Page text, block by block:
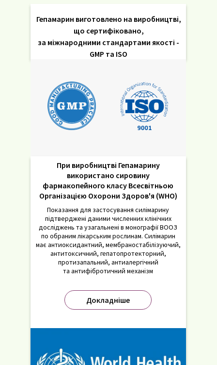
Гепамарин виготовлено на виробництві,
що сертифіковано,
за міжнародними стандартами якості -
GMP та ISO
При виробництві Гепамарину
використано сировину
фармакопейного класу Всесвітньою
Організацією Охорони Здоров'я (WHO)
Показання для застосування силімарину
підтверджені даними численних клінічних
досліджень та узагальнені в монографії ВООЗ
по обраним лікарським рослинам. Силімарин
має антиоксидантний, мембраностабілізуючий,
антитоксичний, гепатопротекторний,
протизапальний, антиалергічний
та антифібротичний механізм
Докладніше